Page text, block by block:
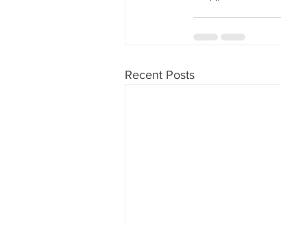
Recent Posts